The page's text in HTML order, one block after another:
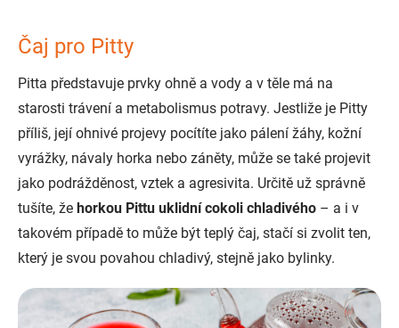
Čaj pro Pitty
Pitta představuje prvky ohně a vody a v těle má na
starosti trávení a metabolismus potravy. Jestliže je Pitty
příliš, její ohnivé projevy pocítíte jako pálení žáhy, kožní
vyrážky, návaly horka nebo záněty, může se také projevit
jako podrážděnost, vztek a agresivita. Určitě už správně
tušíte, že horkou Pittu uklidní cokoli chladivého – a i v
takovém případě to může být teplý čaj, stačí si zvolit ten,
který je svou povahou chladivý, stejně jako bylinky.